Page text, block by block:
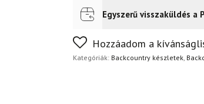
kötésekkel
Alpina
Outlander
Eve
Futár a címreIngyenes
Egyszerű visszaküldés
Nem biztos a választásában?
napon belül, indoklás nélkül.
Hozzáadom a
Kategóriák: Backcountry készletek,